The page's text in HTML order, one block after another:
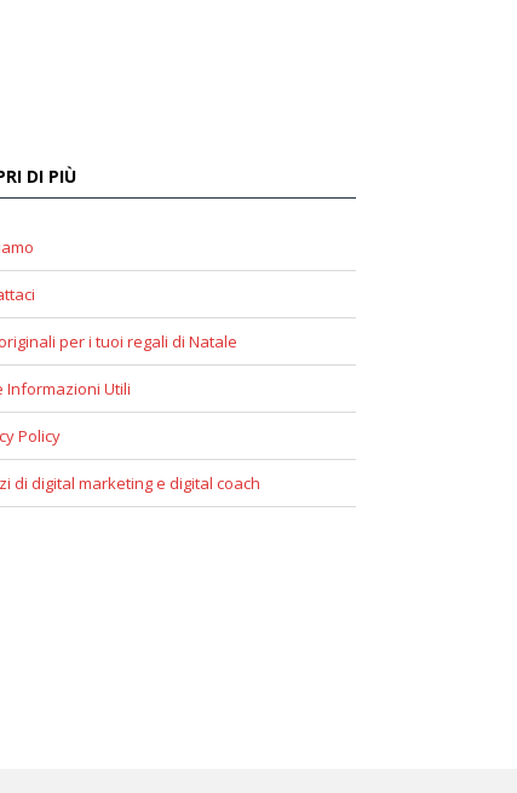
DI PIÙ
per i tuoi regali di Natale
Informazioni Utili
Policy
di digital marketing e digital coach